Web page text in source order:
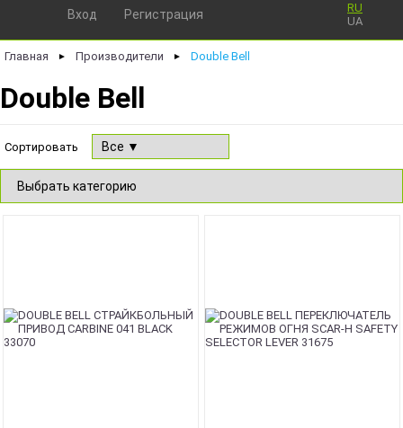
RU
UA
Вход Регистрация
Главная ► Производители ► Double Bell
Double Bell
Сортировать